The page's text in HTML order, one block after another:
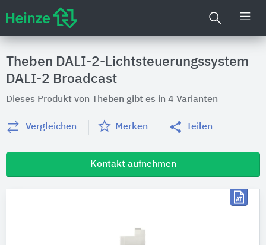
Theben DALI-2-Lichtsteuerungssystem
DALI-2 Broadcast
Dieses Produkt von Theben gibt es in 4 Varianten
Vergleichen Merken Teilen
Kontakt aufnehmen